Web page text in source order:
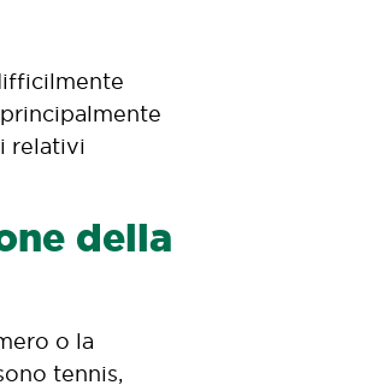
relativi
della
o la
tennis,